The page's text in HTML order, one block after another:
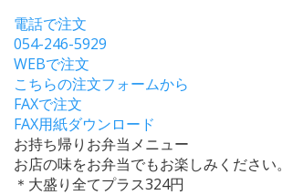
電話で注文
054-246-5929
WEBで注文
こちらの注文フォームから
FAXで注文
FAX用紙ダウンロード
お持ち帰りお弁当メニュー
お店の味をお弁当でもお楽しみください。
＊大盛り全てプラス324円